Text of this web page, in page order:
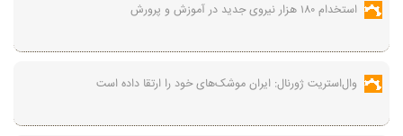
استخدام ۱۸۰ هزار نیروی جدید در آموزش‌ و پرورش
وال‌استریت ژورنال: ایران موشک‌های خود را ارتقا داده است